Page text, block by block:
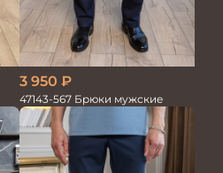
3 950 ₽
47143-567 Брюки мужские